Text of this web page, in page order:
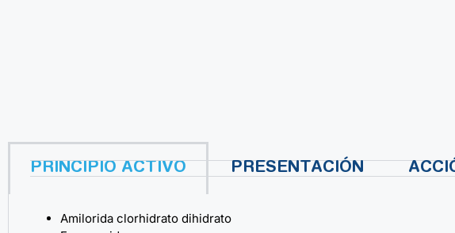
PRINCIPIO ACTIVO PRESENTACIÓN
Amilorida clorhidrato dihidrato